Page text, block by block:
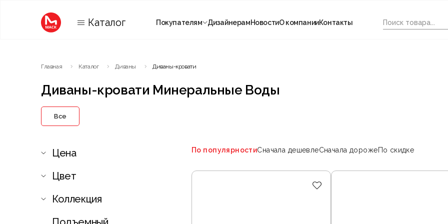
Каталог Покупателям ДизайнерамНовостиО компанииКонтакты
Главная Каталог Диваны Диваны-кровати
Диваны-кровати Минеральные Воды
Все
Цена
Цвет
Коллекция
По популярностиСначала дешевлеСначала дорожеПо скидке